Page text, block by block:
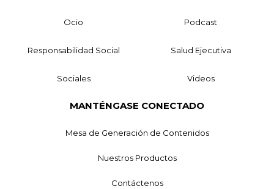
Ocio Podcast
Responsabilidad Social Salud Ejecutiva
Sociales Videos
MANTÉNGASE CONECTADO
Mesa de Generación de Contenidos
Nuestros Productos
Contáctenos